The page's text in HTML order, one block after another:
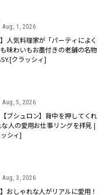
Aug, 1, 2026
】人気料理家が「パーティによく
味わいもお墨付きの老舗の名物
クラッシィ]
Aug, 5, 2026
【ブシュロン】背中を押してくれ
人の愛用お仕事リングを拝見 |
シィ]
Aug, 3, 2026
おしゃれな人がリアルに愛用！